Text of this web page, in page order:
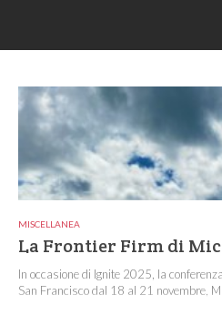
MISCELLANEA
La Frontier Firm di
In occasione di Ignite 2025, la
San Francisco dal 18 al 21 novembre,